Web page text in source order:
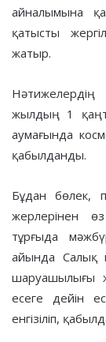
айналымына
қатысты
жатыр.
жылдың 1
аумағында
қабылданды.
Бұдан бөлек,
жерлерінен
тұрғыда
айында Салық
шаруашылығы
есеге дейін
енгізіліп,